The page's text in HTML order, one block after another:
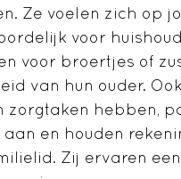
Ze voelen zich op
voor
voor broertjes of
van hun ouder.
zorgtaken hebben,
en houden
Zij ervaren